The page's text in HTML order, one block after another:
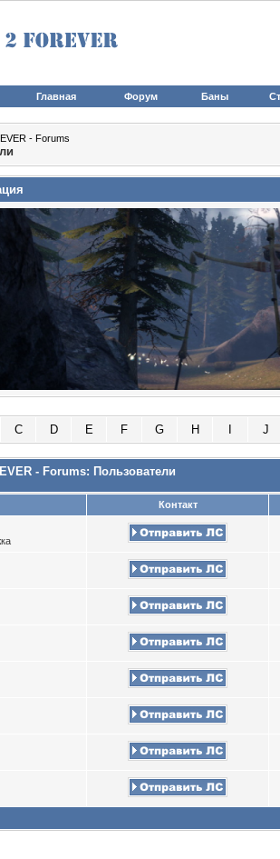
Главная Форум Баны
- Forums
C D E F G H J
- Forums: Пользователи
Контакт